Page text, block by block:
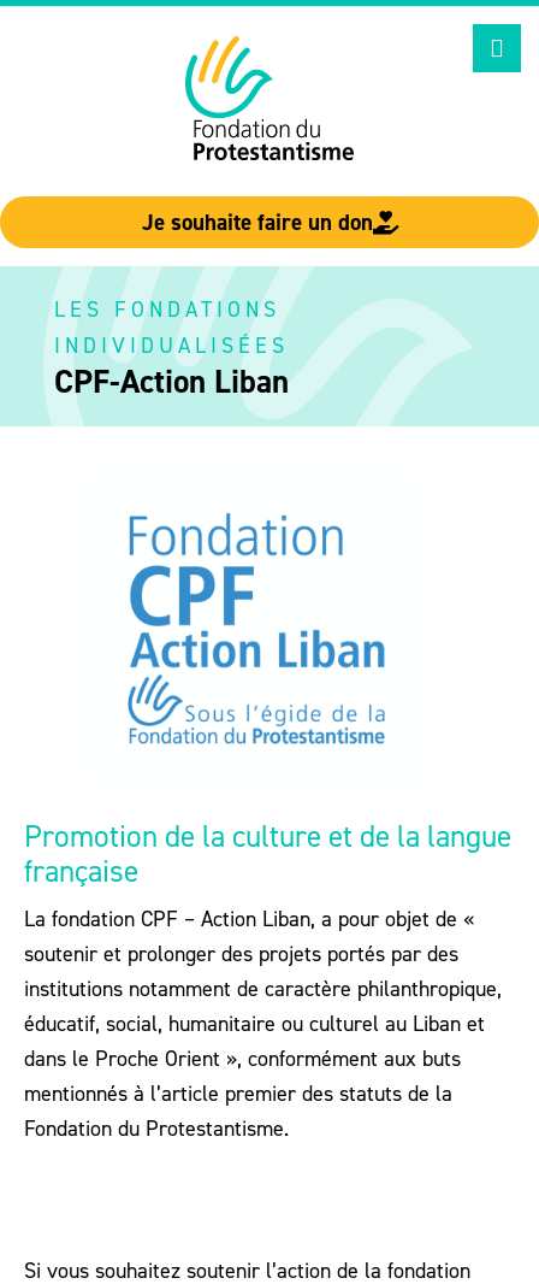
Je souhaite faire un don
LES FONDATIONS
INDIVIDUALISÉES
CPF-Action Liban
Promotion de la culture et de la langue
française
La fondation CPF – Action Liban, a pour objet de «
soutenir et prolonger des projets portés par des
institutions notamment de caractère philanthropique,
éducatif, social, humanitaire ou culturel au Liban et
dans le Proche Orient », conformément aux buts
mentionnés à l’article premier des statuts de la
Fondation du Protestantisme.
Si vous souhaitez soutenir l’action de la fondation